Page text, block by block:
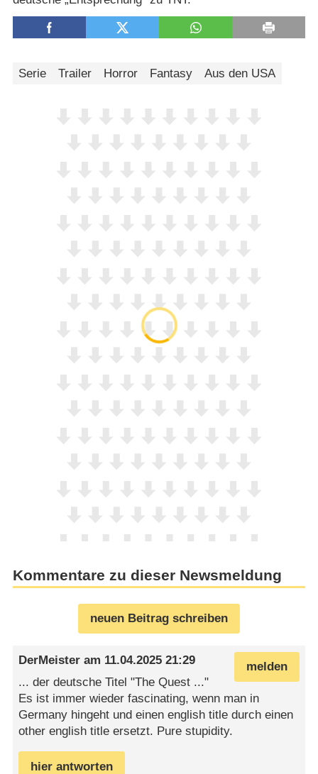
Serie Trailer Horror Fantasy Aus den USA
Kommentare zu dieser Newsmeldung
neuen Beitrag schreiben
melden
DerMeister am 11.04.2025 21:29
... der deutsche Titel "The Quest ..."
Es ist immer wieder fascinating, wenn man in
Germany hingeht und einen english title durch einen
other english title ersetzt. Pure stupidity.
hier antworten